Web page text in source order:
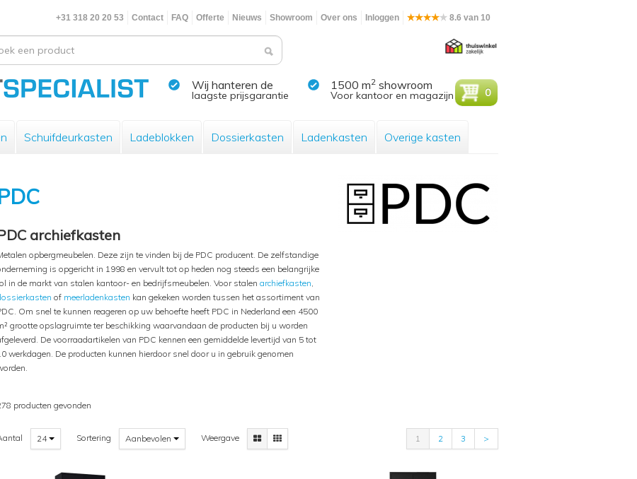
+31 318 20 20 53 Contact FAQ Offerte Nieuws Showroom Over ons Inloggen 8.6 van 10
Wij hanteren de
laagste prijsgarantie
1500 m2 showroom
Voor kantoor en magazijn 0
Schuifdeurkasten Ladeblokken Dossierkasten Ladenkasten Overige kasten
archiefkasten
opbergmeubelen. Deze zijn te vinden bij de PDC producent. De zelfstandige
is opgericht in 1998 en vervult tot op heden nog steeds een belangrijke
in de markt van stalen kantoor- en bedrijfsmeubelen. Voor stalen archiefkasten,
of meerladenkasten kan gekeken worden tussen het assortiment van
Om snel te kunnen reageren op uw behoefte heeft PDC in Nederland een 4500
grootte opslagruimte ter beschikking waarvandaan de producten bij u worden
De voorraadartikelen van PDC kennen een gemiddelde levertijd van 5 tot
werkdagen. De producten kunnen hierdoor snel door u in gebruik genomen
producten gevonden
24 Sortering Aanbevolen Weergave 1 2 3 >